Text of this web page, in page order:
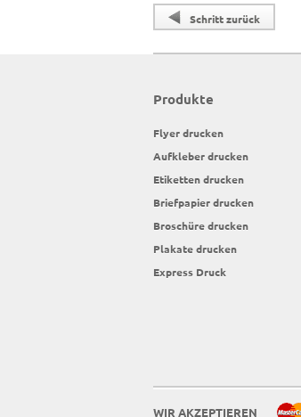
Schritt zurück
Produkte
Flyer drucken
Aufkleber drucken
Etiketten drucken
Briefpapier drucken
Broschüre drucken
Plakate drucken
Express Druck
WIR AKZEPTIEREN